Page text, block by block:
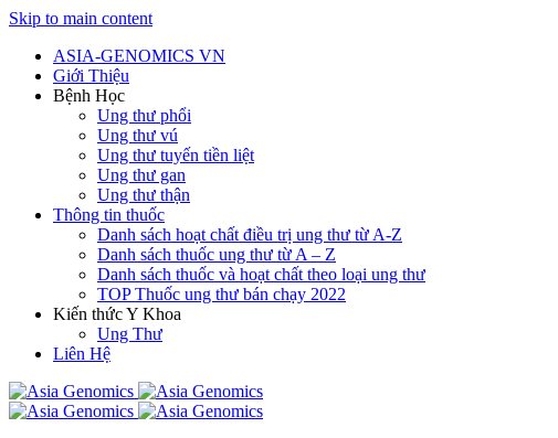
Skip to main content
ASIA-GENOMICS VN
Giới Thiệu
Bệnh Học
Ung thư phổi
Ung thư vú
Ung thư tuyến tiền liệt
Ung thư gan
Ung thư thận
Thông tin thuốc
Danh sách hoạt chất điều trị ung thư từ A-Z
Danh sách thuốc ung thư từ A – Z
Danh sách thuốc và hoạt chất theo loại ung thư
TOP Thuốc ung thư bán chạy 2022
Kiến thức Y Khoa
Ung Thư
Liên Hệ